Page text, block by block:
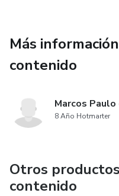
Más
contenido
Marcos
8 Año Hotmarter
Otros
contenido